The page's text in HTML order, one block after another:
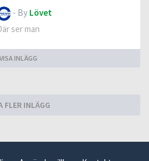
- By Lövet
ser man
VISA INLÄGG
FLER INLÄGG